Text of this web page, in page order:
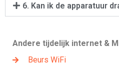
6. Kan ik de apparatuur
Andere tijdelijk internet &
Beurs WiFi